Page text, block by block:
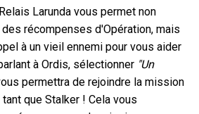
Larunda vous permet non
récompenses d'Opération, mais
à un vieil ennemi pour vous aider
à Ordis, sélectionner "Un
permettra de rejoindre la mission
que Stalker ! Cela vous